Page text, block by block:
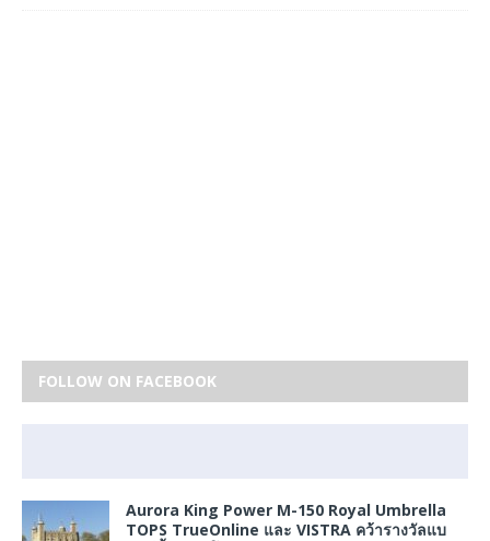
FOLLOW ON FACEBOOK
Aurora King Power M-150 Royal Umbrella
TOPS TrueOnline และ VISTRA คว้ารางวัลแบ